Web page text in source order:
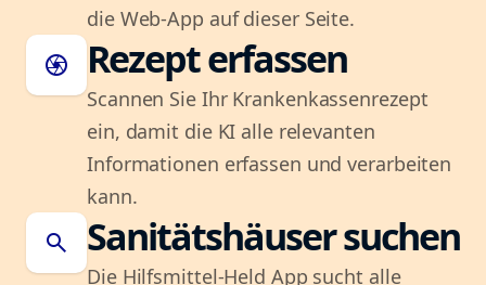
die Web-App auf dieser Seite.
camera Rezept erfassen
Scannen Sie Ihr Krankenkassenrezept
ein, damit die KI alle relevanten
Informationen erfassen und verarbeiten
kann.
search Sanitätshäuser suchen
Die Hilfsmittel-Held App sucht alle